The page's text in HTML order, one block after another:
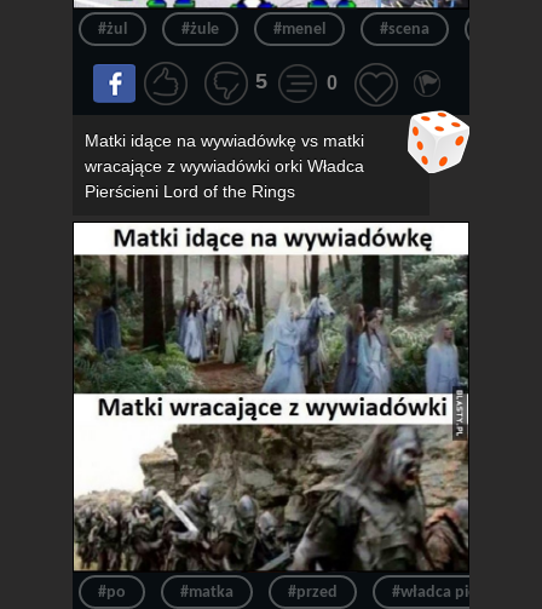
#żul #żule #menel #scena
5 0
Matki idące na wywiadówkę vs matki
wracające z wywiadówki orki Władca
Pierścieni Lord of the Rings
#po #matka #przed #władca pierścieni